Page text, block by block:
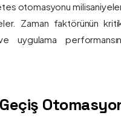
otomasyonu
Zaman faktörünün